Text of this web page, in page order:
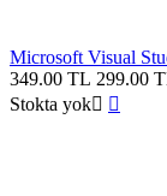
Microsoft Visual
349.00 TL 299.00
Stokta yok 